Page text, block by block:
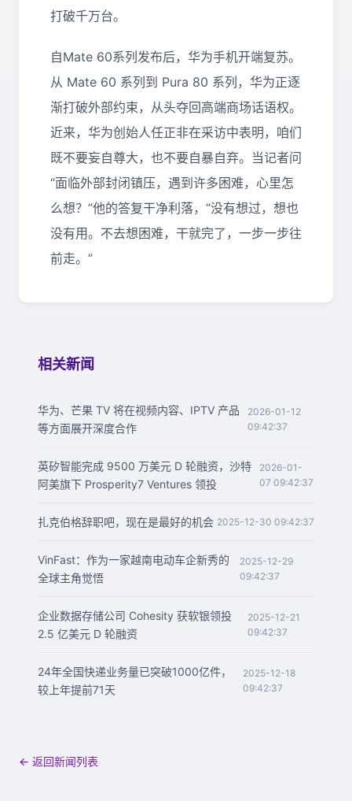
打破千万台。
自Mate 60系列发布后，华为手机开端复苏。
从 Mate 60 系列到 Pura 80 系列，华为正逐
渐打破外部约束，从头夺回高端商场话语权。
近来，华为创始人任正非在采访中表明，咱们
既不要妄自尊大，也不要自暴自弃。当记者问
“面临外部封闭镇压，遇到许多困难，心里怎
么想？”他的答复干净利落，“没有想过，想也
没有用。不去想困难，干就完了，一步一步往
前走。”
相关新闻
华为、芒果 TV 将在视频内容、IPTV 产品
等方面展开深度合作
2026-01-12
09:42:37
英矽智能完成 9500 万美元 D 轮融资，沙特
阿美旗下 Prosperity7 Ventures 领投
2026-01-
07 09:42:37
扎克伯格辞职吧，现在是最好的机会 2025-12-30 09:42:37
VinFast：作为一家越南电动车企新秀的
全球主角觉悟
2025-12-29
09:42:37
企业数据存储公司 Cohesity 获软银领投
2.5 亿美元 D 轮融资
2025-12-21
09:42:37
24年全国快递业务量已突破1000亿件，
较上年提前71天
2025-12-18
09:42:37
← 返回新闻列表